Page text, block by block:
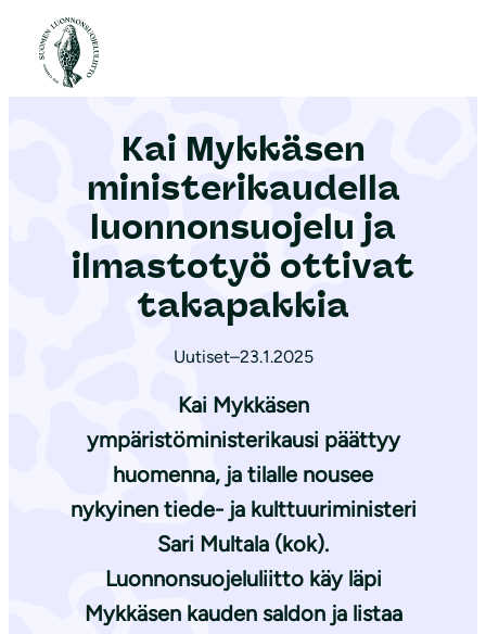
Etusivu
Kai Mykkäsen
ministerikaudella
luonnonsuojelu ja
ilmastotyö ottivat
takapakkia
Uutiset–23.1.2025
Kai Mykkäsen
ympäristöministerikausi päättyy
huomenna, ja tilalle nousee
nykyinen tiede- ja kulttuuriministeri
Sari Multala (kok).
Luonnonsuojeluliitto käy läpi
Mykkäsen kauden saldon ja listaa